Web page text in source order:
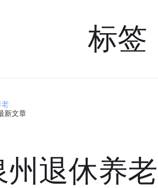
标签
老
新文章
州退休养老